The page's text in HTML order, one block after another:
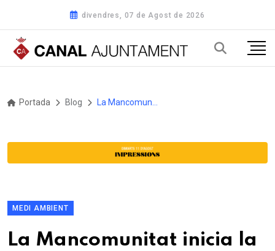
divendres, 07 de Agost de 2026
Portada Blog
MEDI AMBIENT
La Mancomunitat inicia la